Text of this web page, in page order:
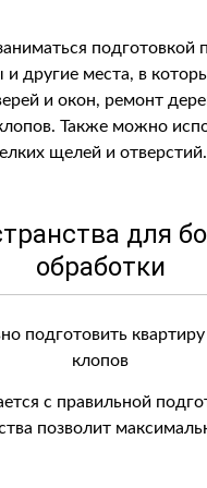
другие места, в
и окон, ремонт
Также можно
щелей и
для
обработки
с правильной
позволит